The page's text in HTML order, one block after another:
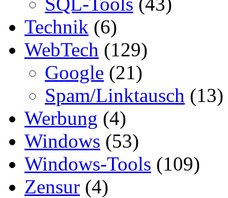
Technik (6)
WebTech (129)
Google (21)
Spam/Linktausch (13)
Werbung (4)
Windows (53)
Windows-Tools (109)
Zensur (4)